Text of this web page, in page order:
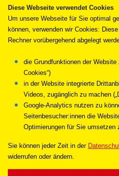
NEF Standortleitung
michael.wehner@asb-
Landesverband
Regionalverband
Lange Str. 4-6
60311 Frankfurt am
UNSERE ANGEBOTE
Diese Webseite verwendet Cookies
Um unsere Webseite für Sie optimal
können, verwenden wir Cookies:
Rechner vorübergehend abgelegt
die Grundfunktionen der
Cookies“)
in der Website integrierte
Videos, zugänglich zu machen
Google-Analytics nutzen zu
Seitenbesucher:innen die
Optimierungen für Sie umsetzen
Sie können jeder Zeit in der
widerrufen oder ändern.